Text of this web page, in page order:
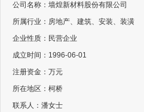
公司名称：墙煌新材料股份有限公司
所属行业：房地产、建筑、安装、装潢
企业性质：民营企业
成立时间：1996-06-01
注册资金：万元
所在地区：柯桥
联系人：潘女士